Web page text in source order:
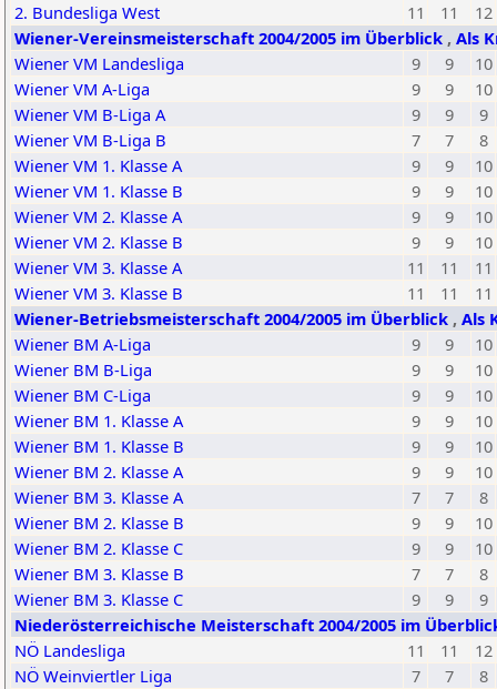
2. Bundesliga West
11 11
12
Wiener-Vereinsmeisterschaft 2004/2005 im Überblick , Als
Wiener VM Landesliga
9 9
10
Wiener VM A-Liga
9 9
10
Wiener VM B-Liga A
9 9
9
Wiener VM B-Liga B
7 7
8
Wiener VM 1. Klasse A
9 9
10
Wiener VM 1. Klasse B
9 9
10
Wiener VM 2. Klasse A
9 9
10
Wiener VM 2. Klasse B
9 9
10
Wiener VM 3. Klasse A
11 11
11
Wiener VM 3. Klasse B
11 11
11
Wiener-Betriebsmeisterschaft 2004/2005 im Überblick , Als
Wiener BM A-Liga
9 9
10
Wiener BM B-Liga
9 9
10
Wiener BM C-Liga
9 9
10
Wiener BM 1. Klasse A
9 9
10
Wiener BM 1. Klasse B
9 9
10
Wiener BM 2. Klasse A
9 9
10
Wiener BM 3. Klasse A
7 7
8
Wiener BM 2. Klasse B
9 9
10
Wiener BM 2. Klasse C
9 9
10
Wiener BM 3. Klasse B
7 7
8
Wiener BM 3. Klasse C
9 9
9
Niederösterreichische Meisterschaft 2004/2005 im
NÖ Landesliga
11 11
12
NÖ Weinviertler Liga
7 7
8